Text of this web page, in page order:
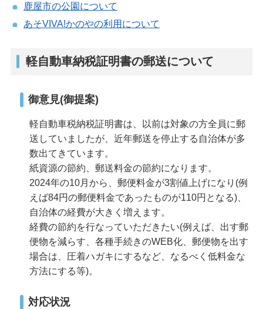
鹿屋市の公園について
あそVIVA!かのやの利用について
軽自動車納税証明書の郵送について
御意見(御提案)
軽自動車税納税証明書は、以前は対象の方全員に郵
送していましたが、近年郵送を停止する自治体が多
数出てきています。
紙資源の節約、郵送料金の節約になります。
2024年の10月から、郵便料金が3割値上げになり(例
えば84円の郵便料金であったものが110円となる)、
自治体の経費が大きく増えます。
経費の節約を行なっていただきたい(例えば、出す郵
便物を減らす、各種手続きのWEB化、郵便物を出す
場合は、圧着ハガキにするなど、なるべく低料金な
方法にする等)。
対応状況